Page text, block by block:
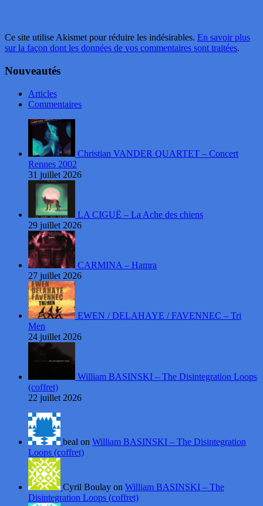
Ce site utilise Akismet pour réduire les indésirables. En savoir plus
sur la façon dont les données de vos commentaires sont traitées.
Nouveautés
Articles
Commentaires
Christian VANDER QUARTET – Concert
Rennes 2002
31 juillet 2026
LA CIGUË – La Ache des chiens
29 juillet 2026
CARMINA – Hamra
27 juillet 2026
EWEN / DELAHAYE / FAVENNEC – Tri
Men
24 juillet 2026
William BASINSKI – The Disintegration Loops
(coffret)
22 juillet 2026
beal on William BASINSKI – The Disintegration
Loops (coffret)
Cyril Boulay on William BASINSKI – The
Disintegration Loops (coffret)